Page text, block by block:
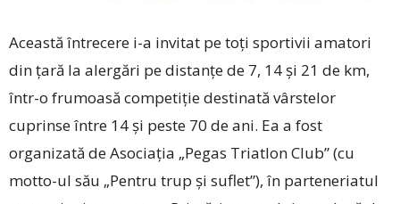
Această întrecere i-a invitat pe toţi sportivii amatori
din ţară la alergări pe distanţe de 7, 14 şi 21 de km,
într-o frumoasă competiţie destinată vârstelor
cuprinse între 14 şi peste 70 de ani. Ea a fost
organizată de Asociaţia „Pegas Triatlon Club” (cu
motto-ul său „Pentru trup și suflet”), în parteneriatul